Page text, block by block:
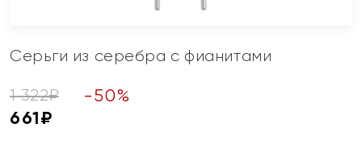
Серьги из серебра с фианитами
1 322₽ -50%
661₽